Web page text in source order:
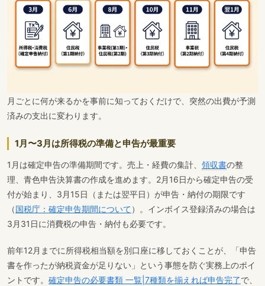
月ごとに何が来るかを事前に知っておくだけで、突然の出費が予測
済みの支出に変わります。
1月〜3月は所得税の準備と申告が最重要
1月は確定申告の準備期間です。売上・経費の集計、 領収書の整
理、青色申告決算書の作成を進めます。2月16日から確定申告の受
付が始まり、3月15日（または翌平日）が申告・納付の期限です
（国税庁：確定申告期間について）。インボイス登録済みの場合は
3月31日に消費税の申告・納付も必要です。
前年12月までに所得税相当額を別口座に移しておくことが、「申告
書を作ったが納税資金が足りない」という事態を防ぐ実務上のポイ
ントです。 確定申告の必要書類 一覧|7種類を揃えれば申告完了で、